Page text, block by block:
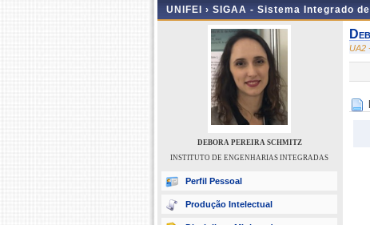
UNIFEI › SIGAA - Sistema Integrado
DEBORA PEREIRA SCHMITZ
INSTITUTO DE ENGENHARIAS INTEGRADAS
Perfil Pessoal
Produção Intelectual
UA2